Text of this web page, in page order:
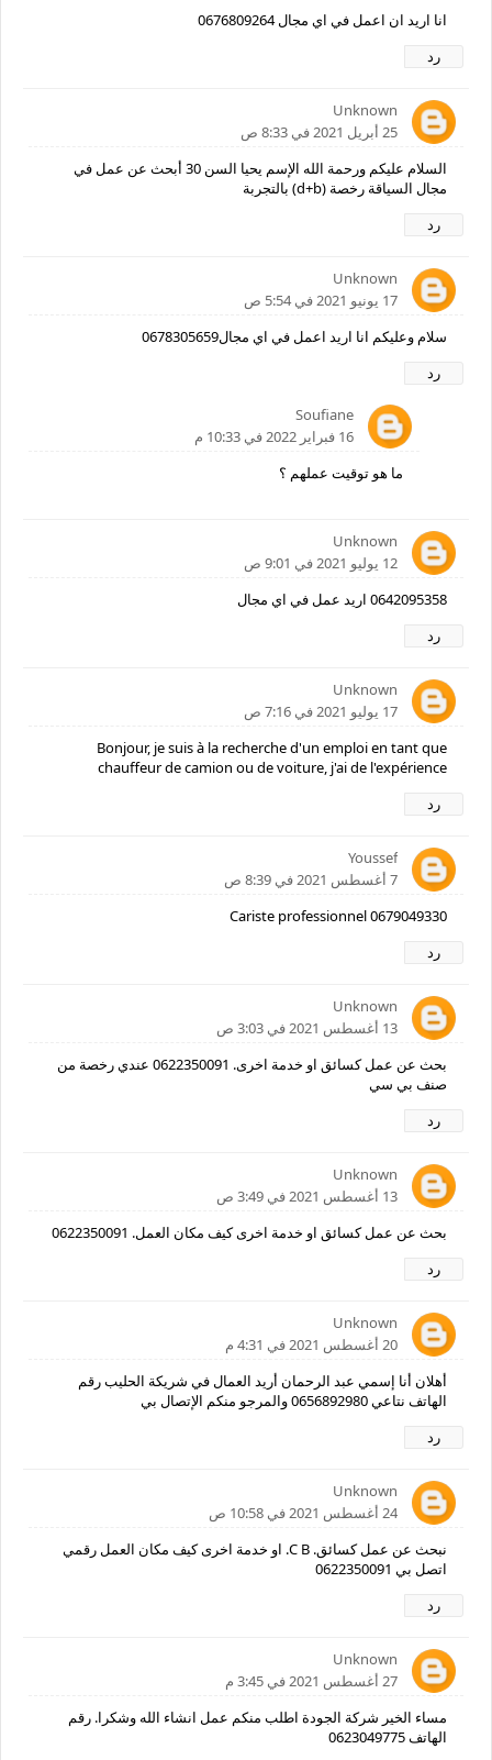
انا اريد ان اعمل في اي مجال 0676809264
رد
Unknown
25 أبريل 2021 في 8:33 ص
السلام عليكم ورحمة الله الإسم يحيا السن 30 أبحث عن عمل في
مجال السياقة رخصة (d+b) بالتجربة
رد
Unknown
17 يونيو 2021 في 5:54 ص
سلام وعليكم انا اريد اعمل في اي مجال0678305659
رد
Soufiane
16 فبراير 2022 في 10:33 م
ما هو توقيت عملهم ؟
Unknown
12 يوليو 2021 في 9:01 ص
0642095358 اريد عمل في اي مجال
رد
Unknown
17 يوليو 2021 في 7:16 ص
Bonjour, je suis à la recherche d'un emploi en tant que
chauffeur de camion ou de voiture, j'ai de l'expérience
رد
Youssef
7 أغسطس 2021 في 8:39 ص
Cariste professionnel 0679049330
رد
Unknown
13 أغسطس 2021 في 3:03 ص
بحث عن عمل كسائق او خدمة اخرى. 0622350091 عندي رخصة من
صنف بي سي
رد
Unknown
13 أغسطس 2021 في 3:49 ص
بحث عن عمل كسائق او خدمة اخرى كيف مكان العمل. 0622350091
رد
Unknown
20 أغسطس 2021 في 4:31 م
أهلان أنا إسمي عبد الرحمان أريد العمال في شريكة الحليب رقم
الهاتف نتاعي 0656892980 والمرجو منكم الإتصال بي
رد
Unknown
24 أغسطس 2021 في 10:58 ص
نبحث عن عمل كسائق. C B. او خدمة اخرى كيف مكان العمل رقمي
اتصل بي 0622350091
رد
Unknown
27 أغسطس 2021 في 3:45 م
مساء الخير شركة الجودة اطلب منكم عمل انشاء الله وشكرا. رقم
الهاتف 0623049775